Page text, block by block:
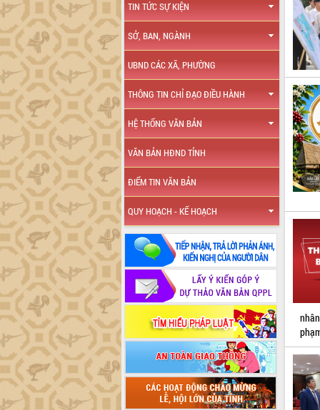
TIN TỨC SỰ KIỆN
SỞ, BAN, NGÀNH
UBND CÁC XÃ, PHƯỜNG
THÔNG TIN CHỈ ĐẠO ĐIỀU HÀNH
HỆ THỐNG VĂN BẢN
VĂN BẢN HĐND TỈNH
ĐIỂM TIN VĂN BẢN
QUY HOẠCH - KẾ HOẠCH